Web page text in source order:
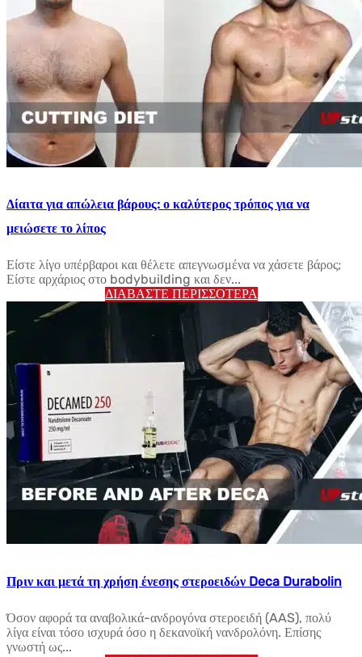
Δίαιτα για απώλεια βάρους: ο καλύτερος τρόπος για να
μειώσετε το λίπος
Είστε λίγο υπέρβαροι και θέλετε απεγνωσμένα να χάσετε βάρος;
Είστε αρχάριος στο bodybuilding και δεν...
ΔΙΑΒΆΣΤΕ ΠΕΡΙΣΣΌΤΕΡΑ
Πριν και μετά τη χρήση ένεσης στεροειδών Deca Durabolin
Όσον αφορά τα αναβολικά-ανδρογόνα στεροειδή (AAS), πολύ
λίγα είναι τόσο ισχυρά όσο η δεκανοϊκή νανδρολόνη. Επίσης
γνωστή ως...